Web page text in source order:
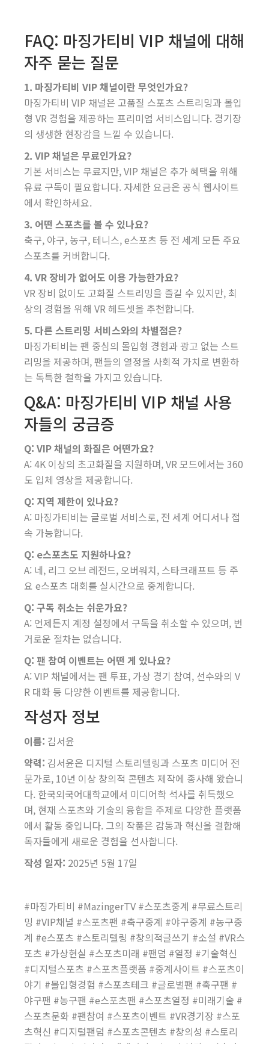
FAQ: 마징가티비 VIP 채널에 대해
자주 묻는 질문
1. 마징가티비 VIP 채널이란 무엇인가요?
마징가티비 VIP 채널은 고품질 스포츠 스트리밍과 몰입
형 VR 경험을 제공하는 프리미엄 서비스입니다. 경기장
의 생생한 현장감을 느낄 수 있습니다.
2. VIP 채널은 무료인가요?
기본 서비스는 무료지만, VIP 채널은 추가 혜택을 위해
유료 구독이 필요합니다. 자세한 요금은 공식 웹사이트
에서 확인하세요.
3. 어떤 스포츠를 볼 수 있나요?
축구, 야구, 농구, 테니스, e스포츠 등 전 세계 모든 주요
스포츠를 커버합니다.
4. VR 장비가 없어도 이용 가능한가요?
VR 장비 없이도 고화질 스트리밍을 즐길 수 있지만, 최
상의 경험을 위해 VR 헤드셋을 추천합니다.
5. 다른 스트리밍 서비스와의 차별점은?
마징가티비는 팬 중심의 몰입형 경험과 광고 없는 스트
리밍을 제공하며, 팬들의 열정을 사회적 가치로 변환하
는 독특한 철학을 가지고 있습니다.
Q&A: 마징가티비 VIP 채널 사용
자들의 궁금증
Q: VIP 채널의 화질은 어떤가요?
A: 4K 이상의 초고화질을 지원하며, VR 모드에서는 360
도 입체 영상을 제공합니다.
Q: 지역 제한이 있나요?
A: 마징가티비는 글로벌 서비스로, 전 세계 어디서나 접
속 가능합니다.
Q: e스포츠도 지원하나요?
A: 네, 리그 오브 레전드, 오버워치, 스타크래프트 등 주
요 e스포츠 대회를 실시간으로 중계합니다.
Q: 구독 취소는 쉬운가요?
A: 언제든지 계정 설정에서 구독을 취소할 수 있으며, 번
거로운 절차는 없습니다.
Q: 팬 참여 이벤트는 어떤 게 있나요?
A: VIP 채널에서는 팬 투표, 가상 경기 참여, 선수와의 V
R 대화 등 다양한 이벤트를 제공합니다.
작성자 정보
이름: 김서윤
약력: 김서윤은 디지털 스토리텔링과 스포츠 미디어 전
문가로, 10년 이상 창의적 콘텐츠 제작에 종사해 왔습니
다. 한국외국어대학교에서 미디어학 석사를 취득했으
며, 현재 스포츠와 기술의 융합을 주제로 다양한 플랫폼
에서 활동 중입니다. 그의 작품은 감동과 혁신을 결합해
독자들에게 새로운 경험을 선사합니다.
작성 일자: 2025년 5월 17일
#마징가티비 #MazingerTV #스포츠중계 #무료스트리
밍 #VIP채널 #스포츠팬 #축구중계 #야구중계 #농구중
계 #e스포츠 #스토리텔링 #창의적글쓰기 #소설 #VR스
포츠 #가상현실 #스포츠미래 #팬덤 #열정 #기술혁신
#디지털스포츠 #스포츠플랫폼 #중계사이트 #스포츠이
야기 #몰입형경험 #스포츠테크 #글로벌팬 #축구팬 #
야구팬 #농구팬 #e스포츠팬 #스포츠열정 #미래기술 #
스포츠문화 #팬참여 #스포츠이벤트 #VR경기장 #스포
츠혁신 #디지털팬덤 #스포츠콘텐츠 #창의성 #스토리